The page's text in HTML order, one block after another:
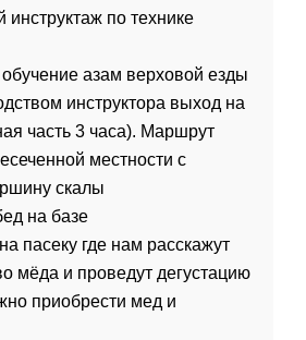
инструктаж по технике
азам верховой езды
инструктора выход на
часть 3 часа). Маршрут
местности с
скалы
на базе
пасеку где нам расскажут
мёда и проведут дегустацию
приобрести мед и